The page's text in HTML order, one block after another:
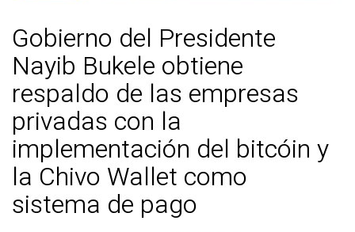
Gobierno del Presidente
Nayib Bukele obtiene
respaldo de las empresas
privadas con la
implementación del bitcóin y
la Chivo Wallet como
sistema de pago